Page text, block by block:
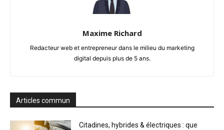
Maxime Richard
Redacteur web et entrepreneur dans le milieu du marketing
digital depuis plus de 5 ans.
Articles commun
Citadines, hybrides & électriques : que